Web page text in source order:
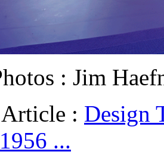
: Jim
: Design
...